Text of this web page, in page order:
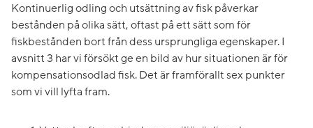
Kontinuerlig odling och utsättning av fisk påverkar
bestånden på olika sätt, oftast på ett sätt som för
fiskbestånden bort från dess ursprungliga egenskaper. I
avsnitt 3 har vi försökt ge en bild av hur situationen är för
kompensationsodlad fisk. Det är framförallt sex punkter
som vi vill lyfta fram.